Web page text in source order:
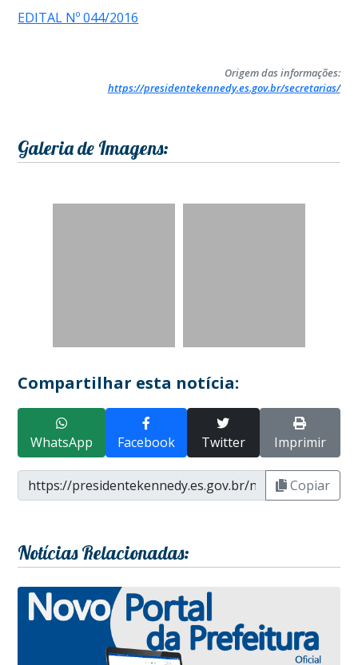
EDITAL Nº 044/2016
Origem das informações:
https://presidentekennedy.es.gov.br/secretarias/
Galeria de Imagens:
Compartilhar esta notícia:
WhatsApp Facebook Twitter Imprimir
Copiar
Notícias Relacionadas: